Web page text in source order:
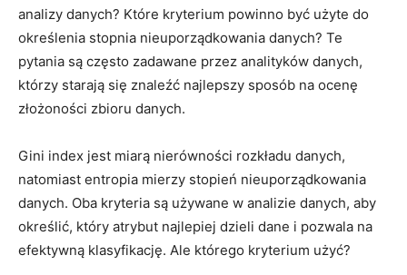
analizy danych? Które kryterium powinno być użyte do
określenia stopnia nieuporządkowania danych?‌ Te
pytania są często zadawane przez analityków danych,
którzy starają się znaleźć najlepszy sposób na ocenę
złożoności zbioru danych.
Gini index jest miarą nierówności rozkładu danych,
natomiast entropia mierzy stopień nieuporządkowania
danych. Oba kryteria są używane w analizie danych, aby
określić, który atrybut najlepiej dzieli dane i pozwala na
efektywną klasyfikację. Ale którego kryterium użyć?